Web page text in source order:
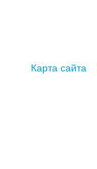
Карта сайта